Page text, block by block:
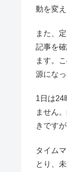
動を変
また、
記事を
ます。
源になっ
1日は24
ません
きです
タイム
とり、